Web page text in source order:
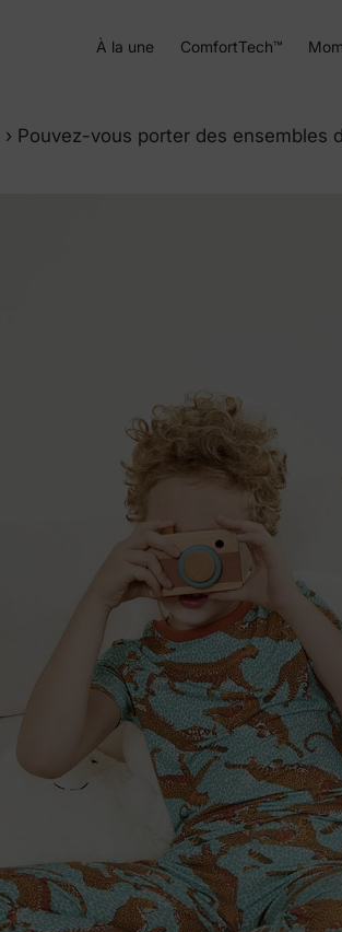
À la une ComfortTech™
› Pouvez-vous porter des ensembles